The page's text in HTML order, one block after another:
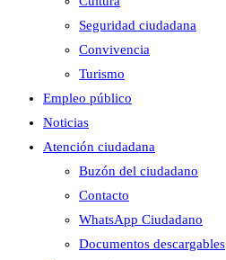
Seguridad ciudadana
Convivencia
Turismo
Empleo público
Noticias
Atención ciudadana
Buzón del ciudadano
Contacto
WhatsApp Ciudadano
Documentos descargables